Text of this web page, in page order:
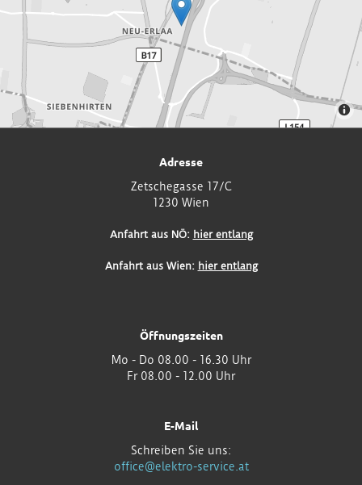
Adresse
Zetschegasse 17/C
1230 Wien
Anfahrt aus NÖ: hier entlang
Anfahrt aus Wien: hier entlang
Öffnungszeiten
Mo - Do 08.00 - 16.30 Uhr
Fr 08.00 - 12.00 Uhr
E-Mail
Schreiben Sie uns:
office@elektro-service.at